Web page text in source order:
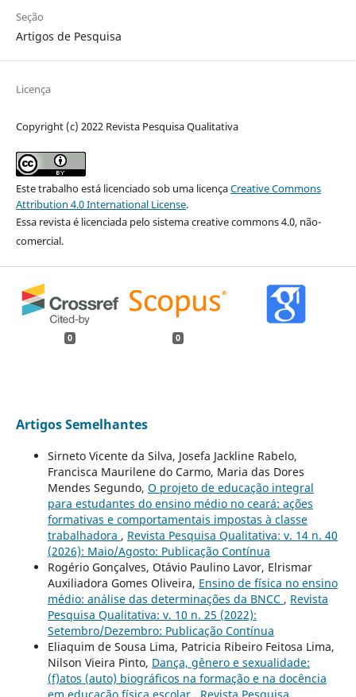
Seção
Artigos de Pesquisa
Licença
Copyright (c) 2022 Revista Pesquisa Qualitativa
Este trabalho está licenciado sob uma licençaCreative Commons
Attribution 4.0 International License.
Essa revista é licenciada pelo sistema creative commons 4.0, não-
comercial.
0 0
Artigos Semelhantes
Sirneto Vicente da Silva, Josefa Jackline Rabelo,
Francisca Maurilene do Carmo, Maria das Dores
Mendes Segundo, O projeto de educação integral
para estudantes do ensino médio no ceará: ações
formativas e comportamentais impostas à classe
trabalhadora , Revista Pesquisa Qualitativa: v. 14 n. 40
(2026): Maio/Agosto: Publicação Contínua
Rogério Gonçalves, Otávio Paulino Lavor, Elrismar
Auxiliadora Gomes Oliveira, Ensino de física no ensino
médio: análise das determinações da BNCC , Revista
Pesquisa Qualitativa: v. 10 n. 25 (2022):
Setembro/Dezembro: Publicação Contínua
Eliaquim de Sousa Lima, Patricia Ribeiro Feitosa Lima,
Nilson Vieira Pinto, Dança, gênero e sexualidade:
(f)atos (auto) biográficos na formação e na docência